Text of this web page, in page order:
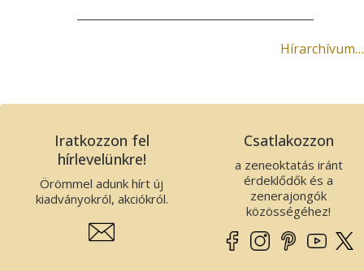
Hírarchívum…
Iratkozzon fel
hírlevelünkre!
Örömmel adunk hírt új
kiadványokról, akciókról.
Csatlakozzon
a zeneoktatás iránt
érdeklődők és a
zenerajongók
közösségéhez!